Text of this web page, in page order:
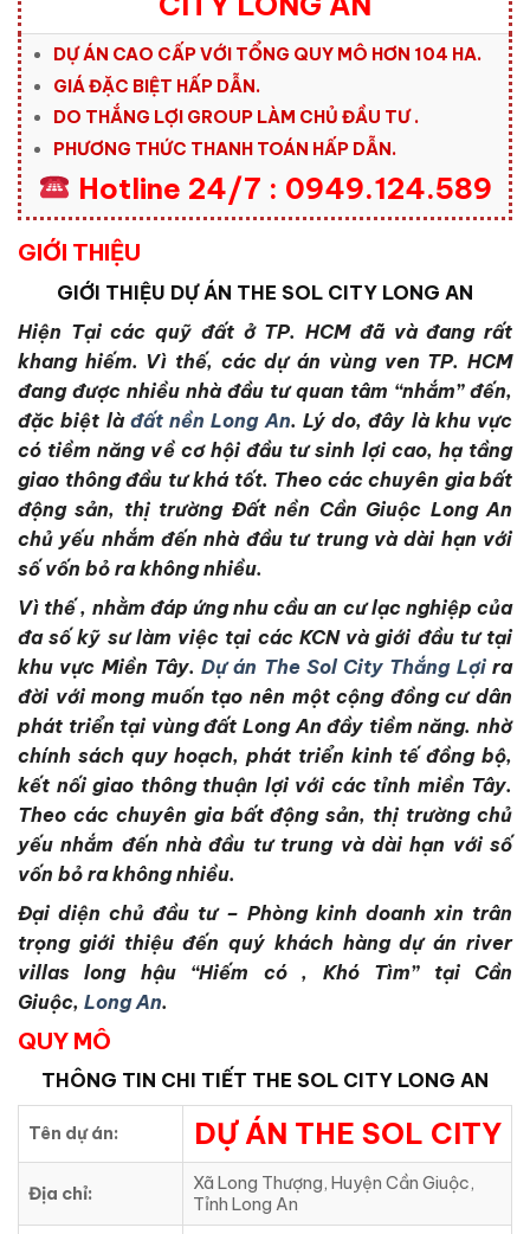
DỰ ÁN CAO CẤP VỚI TỔNG QUY MÔ HƠN 104 HA.
GIÁ ĐẶC BIỆT HẤP DẪN.
DO THẮNG LỢI GROUP LÀM CHỦ ĐẦU TƯ .
PHƯƠNG THỨC THANH TOÁN HẤP DẪN.
Hotline 24/7 : 0949.124.589
GIỚI THIỆU
GIỚI THIỆU DỰ ÁN THE SOL CITY LONG AN
Hiện Tại các quỹ đất ở TP. HCM đã và đang rất
khang hiếm. Vì thế, các dự án vùng ven TP. HCM
đang được nhiều nhà đầu tư quan tâm “nhắm” đến,
đặc biệt là đất nền Long An. Lý do, đây là khu vực
có tiềm năng về cơ hội đầu tư sinh lợi cao, hạ tầng
giao thông đầu tư khá tốt. Theo các chuyên gia bất
động sản, thị trường Đất nền Cần Giuộc Long An
chủ yếu nhắm đến nhà đầu tư trung và dài hạn với
số vốn bỏ ra không nhiều.
Vì thế , nhằm đáp ứng nhu cầu an cư lạc nghiệp của
đa số kỹ sư làm việc tại các KCN và giới đầu tư tại
khu vực Miền Tây.Dự án The Sol City Thắng Lợira
đời với mong muốn tạo nên một cộng đồng cư dân
phát triển tại vùng đất Long An đầy tiềm năng. nhờ
chính sách quy hoạch, phát triển kinh tế đồng bộ,
kết nối giao thông thuận lợi với các tỉnh miền Tây.
Theo các chuyên gia bất động sản, thị trường chủ
yếu nhắm đến nhà đầu tư trung và dài hạn với số
vốn bỏ ra không nhiều.
Đại diện chủ đầu tư – Phòng kinh doanh xin trân
trọng giới thiệu đến quý khách hàng dự án river
villas long hậu “Hiếm có , Khó Tìm” tại Cần
Giuộc, Long An.
QUY MÔ
THÔNG TIN CHI TIẾT THE SOL CITY LONG AN
Tên dự án: DỰ ÁN THE SOL CITY
Địa chỉ:
Xã Long Thượng, Huyện Cần Giuộc,
Tỉnh Long An